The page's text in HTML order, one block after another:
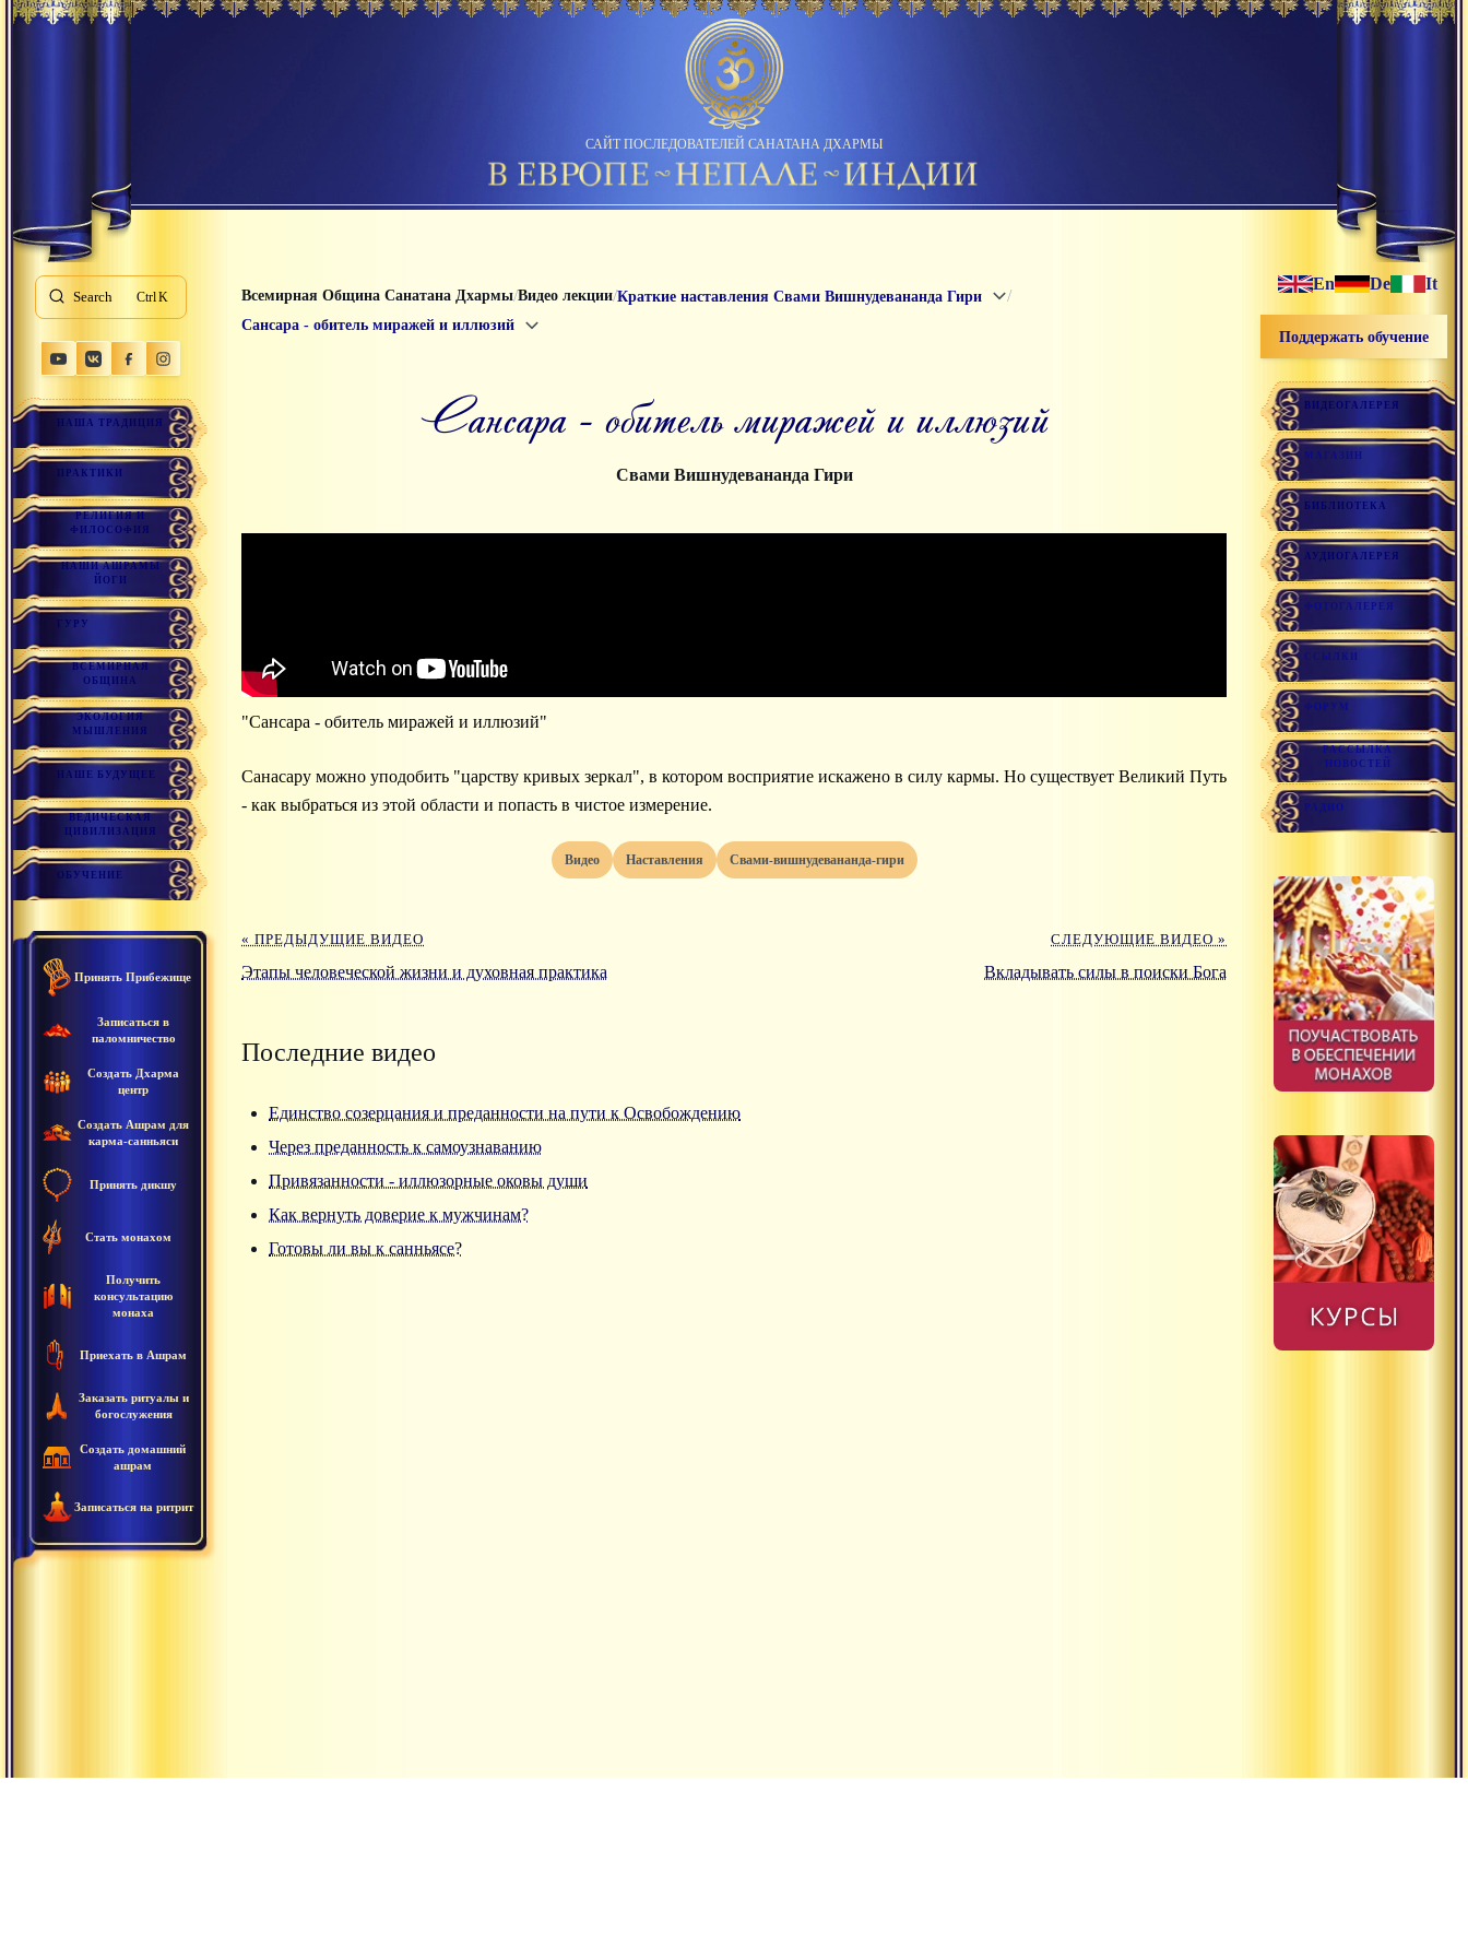
САЙТ ПОСЛЕДОВАТЕЛЕЙ САНАТАНА ДХАРМЫ
Search K
НАША ТРАДИЦИЯ
ПРАКТИКИ
РЕЛИГИЯ И
ФИЛОСОФИЯ
НАШИ АШРАМЫ
ЙОГИ
ГУРУ
ВСЕМИРНАЯ
ОБЩИНА
ЭКОЛОГИЯ
МЫШЛЕНИЯ
НАШЕ БУДУЩЕЕ
ВЕДИЧЕСКАЯ
ЦИВИЛИЗАЦИЯ
ОБУЧЕНИЕ
Принять Прибежище
Записаться в
паломничество
Создать Дхарма
центр
Создать Ашрам для
карма-санньяси
Принять дикшу
Стать монахом
Получить
консультацию
монаха
Приехать в Ашрам
Заказать ритуалы и
богослужения
Создать домашний
ашрам
Записаться на ритрит
Всемирная Община Санатана Дхармы/Видео лекции/Краткие наставления Свами Вишнудевананда Гири /
Сансара - обитель миражей и иллюзий
Сансара - обитель миражей и иллюзий
Свами Вишнудевананда Гири
"Сансара - обитель миражей и иллюзий"
Санасару можно уподобить "царству кривых зеркал", в котором восприятие искажено в силу кармы. Но существует Великий Путь
- как выбраться из этой области и попасть в чистое измерение.
видео наставления свами-вишнудевананда-гири
« ПРЕДЫДУЩИЕ ВИДЕО
Этапы человеческой жизни и духовная практика
СЛЕДУЮЩИЕ ВИДЕО »
Вкладывать силы в поиски Бога
Последние видео
Единство созерцания и преданности на пути к Освобождению
Через преданность к самоузнаванию
Привязанности - иллюзорные оковы души
Как вернуть доверие к мужчинам?
Готовы ли вы к санньясе?
En De It
Поддержать обучение
ВИДЕОГАЛЕРЕЯ
МАГАЗИН
БИБЛИОТЕКА
АУДИОГАЛЕРЕЯ
ФОТОГАЛЕРЕЯ
ССЫЛКИ
ФОРУМ
РАССЫЛКА
НОВОСТЕЙ
РАДИО